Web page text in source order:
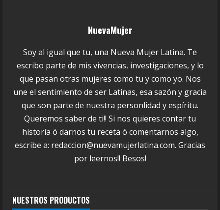
NuevaMujer
Soy al igual que tu, una Nueva Mujer Latina. Te
escribo parte de mis vivencias, investigaciones, y lo
que pasan otras mujeres como tu y como yo. Nos
une el sentimiento de ser Latinas, esa sazón y gracia
que son parte de nuestra personlidad y espíritu.
Queremos saber de ti!! Si nos quieres contar tu
historia ó darnos tu receta ó comentarnos algo,
escribe a: redaccion@nuevamujerlatina.com. Gracias
por leernos!! Besos!
NUESTROS PRODUCTOS